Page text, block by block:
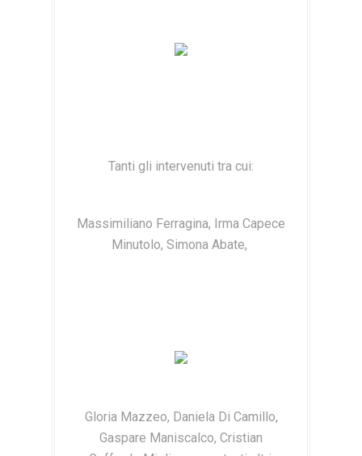
Tanti gli intervenuti tra cui:
Massimiliano Ferragina, Irma Capece
Minutolo, Simona Abate,
Gloria Mazzeo, Daniela Di Camillo,
Gaspare Maniscalco, Cristian